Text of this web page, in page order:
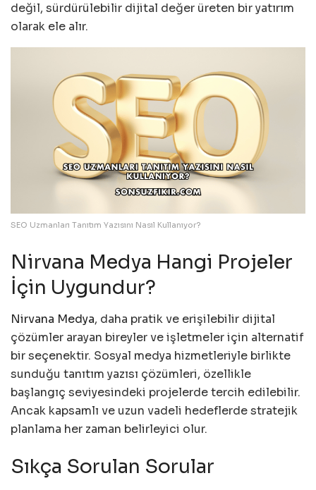
değil, sürdürülebilir dijital değer üreten bir yatırım
olarak ele alır.
SEO Uzmanları Tanıtım Yazısını Nasıl Kullanıyor?
Nirvana Medya Hangi Projeler
İçin Uygundur?
Nirvana Medya, daha pratik ve erişilebilir dijital
çözümler arayan bireyler ve işletmeler için alternatif
bir seçenektir. Sosyal medya hizmetleriyle birlikte
sunduğu tanıtım yazısı çözümleri, özellikle
başlangıç seviyesindeki projelerde tercih edilebilir.
Ancak kapsamlı ve uzun vadeli hedeflerde stratejik
planlama her zaman belirleyici olur.
Sıkça Sorulan Sorular